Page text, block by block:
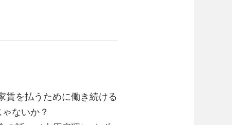
賃を払うために働き続ける
ないか？